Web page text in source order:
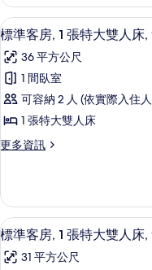
波
爐
的
所
有
相
片
波
爐
的
詳
情
大
雙
人
床,
無
障
礙,
的
所
有
房,
1
特
大
雙
人
床,
障
的
詳
情
顯
示
標
準
客
1
特
大
雙
人
8
標準客房, 1 張特大雙人
36 平方公尺
1 間臥室
可容納 2 人 (依實際入住
1 張特大雙人床
更多資訊
更
客
房,
1
特
顯
示
8
標準客房, 1 張特大雙人
31 平方公尺